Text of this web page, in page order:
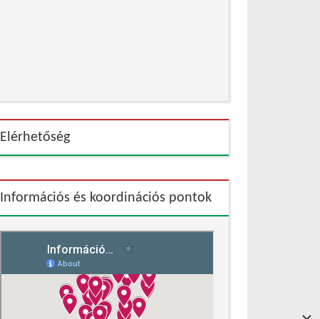
Elérhetőség
Információs és koordinációs pontok